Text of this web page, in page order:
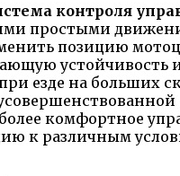
контроля
простыми
позицию
устойчивость
езде на больших
комфортное
к различным